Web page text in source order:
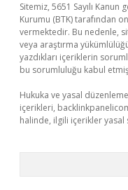
Sitemiz, 5651 Sayılı
Kurumu (BTK) tarafından
vermektedir. Bu nedenle,
veya araştırma
yazdıkları içeriklerin
bu sorumluluğu kabul etmiş
Hukuka ve yasal
içerikleri,
halinde, ilgili içerikler yasal